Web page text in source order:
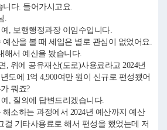
니다. 들어가시고요.
.
, 보행행정과장 이임수입니다.
예산을 볼 때 세입은 별로 관심이 없었어요.
해서 예산을 봤습니다.
, 위에 공유재산(도로)사용료라고 2024년
도에 1억 4,900여만 원이 신규로 편성됐어
뭐죠?
, 질의에 답변드리겠습니다.
소하는 과정에서 2024년 예산까지 예산
걸 기타사용료로 해서 편성을 했었는데 저